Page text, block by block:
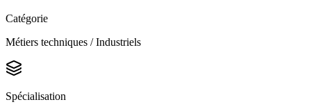
Catégorie
Métiers techniques / Industriels
Spécialisation